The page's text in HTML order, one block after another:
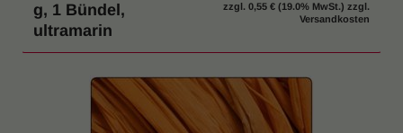
g, 1 Bündel,
ultramarin
zzgl. 0,55 € (19.0% MwSt.) zzgl.
Versandkosten